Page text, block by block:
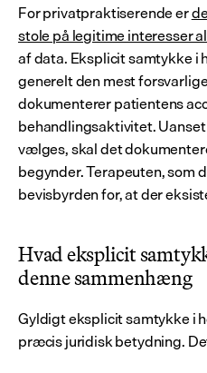
For privatpraktiserende er
stole på legitime interesser
af data. Eksplicit samtykke i
generelt den mest
dokumenterer patientens
behandlingsaktivitet.
vælges, skal det
begynder. Terapeuten, som
bevisbyrden for, at der
Hvad eksplicit
denne sammenhæng
Gyldigt eksplicit samtykke i
præcis juridisk betydning.